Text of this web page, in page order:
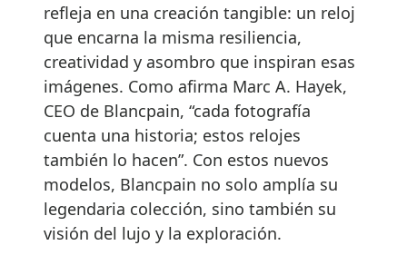
refleja en una creación tangible: un reloj
que encarna la misma resiliencia,
creatividad y asombro que inspiran esas
imágenes. Como afirma Marc A. Hayek,
CEO de Blancpain, “cada fotografía
cuenta una historia; estos relojes
también lo hacen”. Con estos nuevos
modelos, Blancpain no solo amplía su
legendaria colección, sino también su
visión del lujo y la exploración.